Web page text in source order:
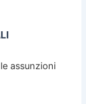
assunzioni